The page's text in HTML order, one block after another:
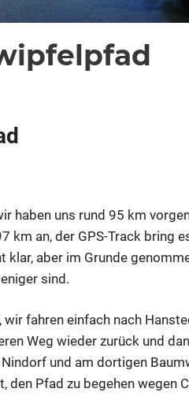
haben uns rund 95 km
km an, der GPS-Track bring
aber im Grunde
sind.
fahren einfach nach
Weg wieder zurück und
und am dortigen
Pfad zu begehen wegen